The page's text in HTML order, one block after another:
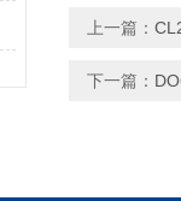
上一篇：
下一篇：